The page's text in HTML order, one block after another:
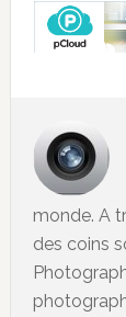
monde. A
des coins